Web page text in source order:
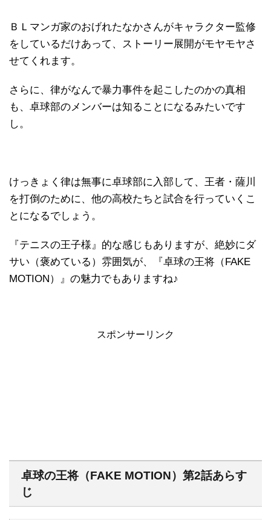
ＢＬマンガ家のおげれたなかさんがキャラクター監修
をしているだけあって、ストーリー展開がモヤモヤさ
せてくれます。
さらに、律がなんで暴力事件を起こしたのかの真相
も、卓球部のメンバーは知ることになるみたいです
し。
けっきょく律は無事に卓球部に入部して、王者・薩川
を打倒のために、他の高校たちと試合を行っていくこ
とになるでしょう。
『テニスの王子様』的な感じもありますが、絶妙にダ
サい（褒めている）雰囲気が、『卓球の王将（FAKE
MOTION）』の魅力でもありますね♪
スポンサーリンク
卓球の王将（FAKE MOTION）第2話あらす
じ